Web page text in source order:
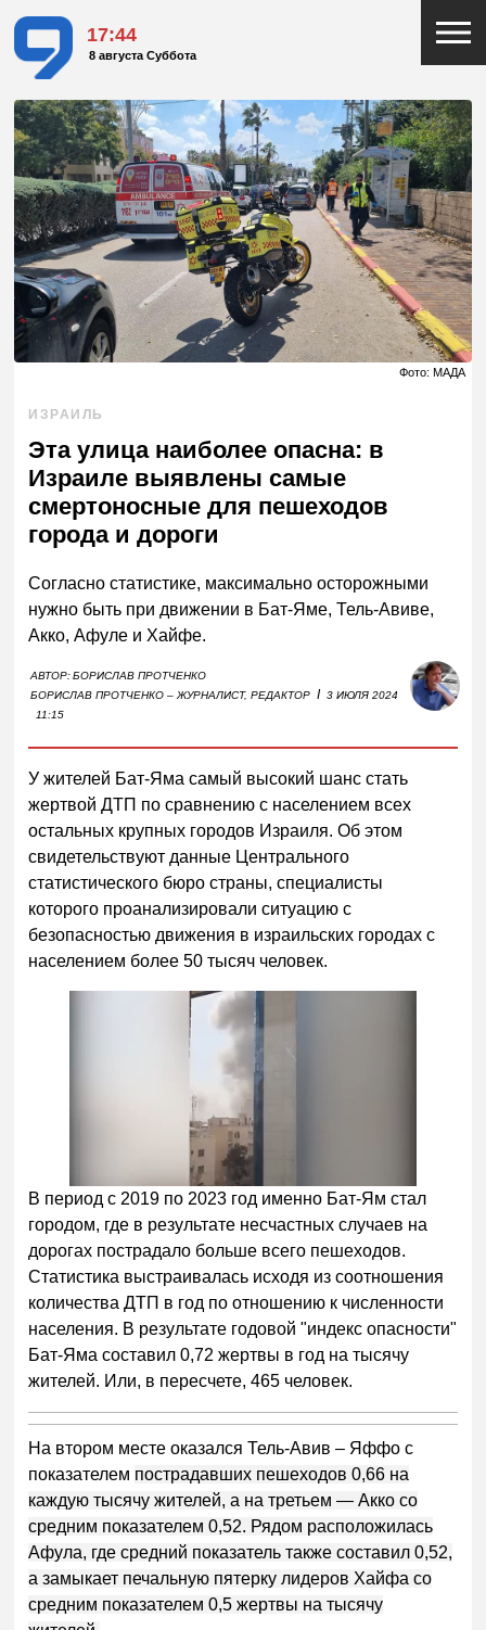
17:44
8 августа Суббота
Фото: МАДА
ИЗРАИЛЬ
Эта улица наиболее опасна: в
Израиле выявлены самые
смертоносные для пешеходов
города и дороги
Согласно статистике, максимально осторожными
нужно быть при движении в Бат-Яме, Тель-Авиве,
Акко, Афуле и Хайфе.
АВТОР:БОРИСЛАВ ПРОТЧЕНКО
БОРИСЛАВ ПРОТЧЕНКО – ЖУРНАЛИСТ, РЕДАКТОР I 3 ИЮЛЯ 2024
11:15
У жителей Бат-Яма самый высокий шанс стать
жертвой ДТП по сравнению с населением всех
остальных крупных городов Израиля. Об этом
свидетельствуют данные Центрального
статистического бюро страны, специалисты
которого проанализировали ситуацию с
безопасностью движения в израильских городах с
населением более 50 тысяч человек.
В период с 2019 по 2023 год именно Бат-Ям стал
городом, где в результате несчастных случаев на
дорогах пострадало больше всего пешеходов.
Статистика выстраивалась исходя из соотношения
количества ДТП в год по отношению к численности
населения. В результате годовой "индекс опасности"
Бат-Яма составил 0,72 жертвы в год на тысячу
жителей. Или, в пересчете, 465 человек.
На втором месте оказался Тель-Авив – Яффо с
показателем пострадавших пешеходов 0,66 на
каждую тысячу жителей, а на третьем — Акко со
средним показателем 0,52. Рядом расположилась
Афула, где средний показатель также составил 0,52,
а замыкает печальную пятерку лидеров Хайфа со
средним показателем 0,5 жертвы на тысячу